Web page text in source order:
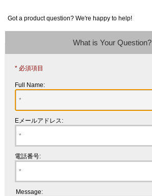
Got a product question? We're happy to help!
What is Your Question?
* 必須項目
Full Name:
Eメールアドレス:
電話番号:
Message: